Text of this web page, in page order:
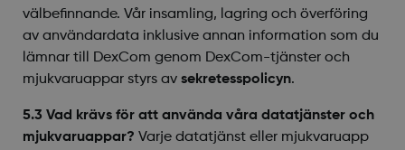
välbefinnande. Vår insamling, lagring och överföring
av användardata inklusive annan information som du
lämnar till DexCom genom DexCom-tjänster och
mjukvaruappar styrs av sekretesspolicyn.
5.3 Vad krävs för att använda våra datatjänster och
mjukvaruappar? Varje datatjänst eller mjukvaruapp